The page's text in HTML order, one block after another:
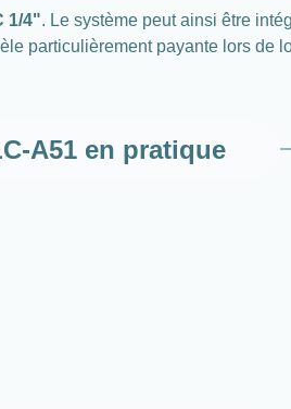
1/4". Le système peut ainsi être
particulièrement payante lors de
A51 en pratique